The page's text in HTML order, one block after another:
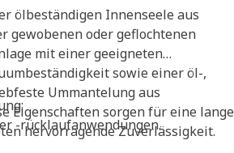
ölbeständigen Innenseele aus
gewobenen oder geflochtenen
mit einer geeigneten
sowie einer öl-,
Ummantelung aus
Eigenschaften sorgen für eine lange
hervorragende Zuverlässigkeit.
-rücklaufanwendungen.